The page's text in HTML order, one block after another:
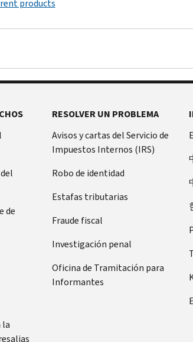
products
de
la
RESOLVER UN PROBLEMA
Avisos y cartas del Servicio de
Impuestos Internos (IRS)
Robo de identidad
Estafas tributarias
Fraude fiscal
Investigación penal
Oficina de Tramitación para
Informantes